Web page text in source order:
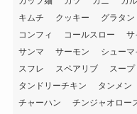
キムチ
クッキー グラタン
コンフィ
コールスロー サ
サンマ
サーモン シューマ
スフレ
スペアリブ スープ
タンドリーチキン
タンメン
チャーハン
チンジャオロー